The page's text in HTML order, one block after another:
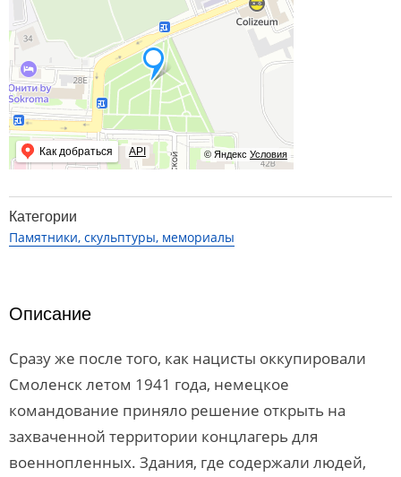
© Яндекс Условия
Как добраться API
Категории
Памятники, скульптуры, мемориалы
Описание
Сразу же после того, как нацисты оккупировали
Смоленск летом 1941 года, немецкое
командование приняло решение открыть на
захваченной территории концлагерь для
военнопленных. Здания, где содержали людей,